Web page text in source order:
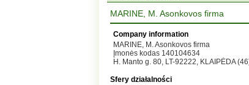
MARINE, M. Asonkovos firma
Company information
MARINE, M. Asonkovos firma
Įmonės kodas 140104634
H. Manto g. 80, LT-92222, KLAIPĖDA
Sfery działalności